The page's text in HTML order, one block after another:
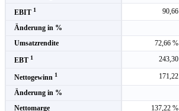
EBIT 1 90,66
Änderung in %
Umsatzrendite
72,66 %
EBT 1 243,30
Nettogewinn 1 171,22
Änderung in %
Nettomarge
137,22 %